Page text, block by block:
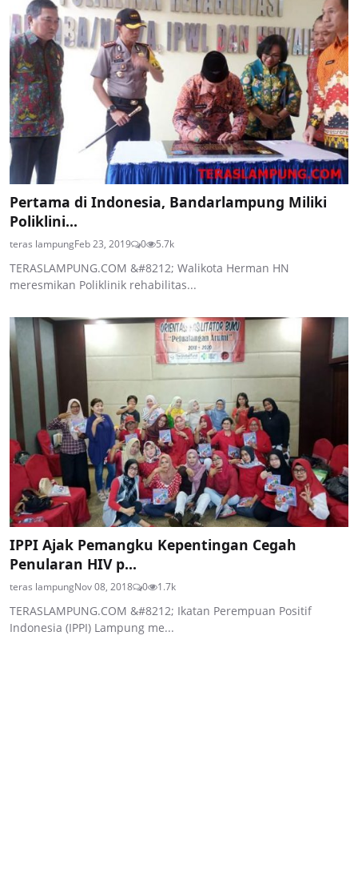
Pertama di Indonesia, Bandarlampung Miliki
Poliklini...
teras lampungFeb 23, 2019 0 5.7k
TERASLAMPUNG.COM &#8212; Walikota Herman HN
meresmikan Poliklinik rehabilitas...
IPPI Ajak Pemangku Kepentingan Cegah
Penularan HIV p...
teras lampungNov 08, 2018 0 1.7k
TERASLAMPUNG.COM &#8212; Ikatan Perempuan Positif
Indonesia (IPPI) Lampung me...